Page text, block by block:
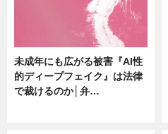
未成年にも広がる被害『AI性
的ディープフェイク』は法律
で裁けるのか│弁…